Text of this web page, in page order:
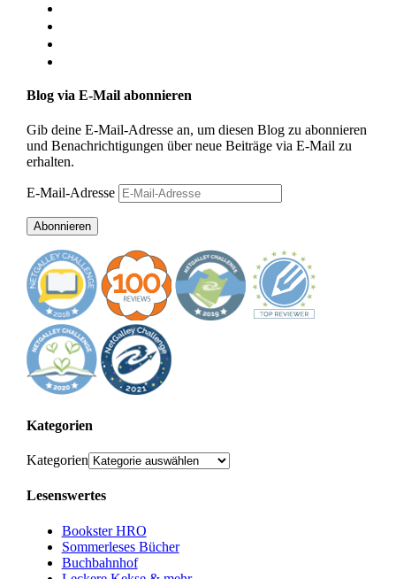
Blog via E-Mail abonnieren
Gib deine E-Mail-Adresse an, um diesen Blog zu abonnieren
und Benachrichtigungen über neue Beiträge via E-Mail zu
erhalten.
E-Mail-Adresse
Abonnieren
Kategorien
Kategorien
Lesenswertes
Bookster HRO
Sommerleses Bücher
Buchbahnhof